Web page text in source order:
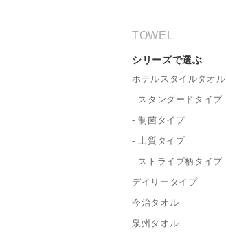
TOWEL
シリーズで選ぶ
ホテルスタイルタオル
- スタンダードタイプ
- 制菌タイプ
- 上質タイプ
- ストライプ柄タイプ
デイリータイプ
今治タオル
泉州タオル